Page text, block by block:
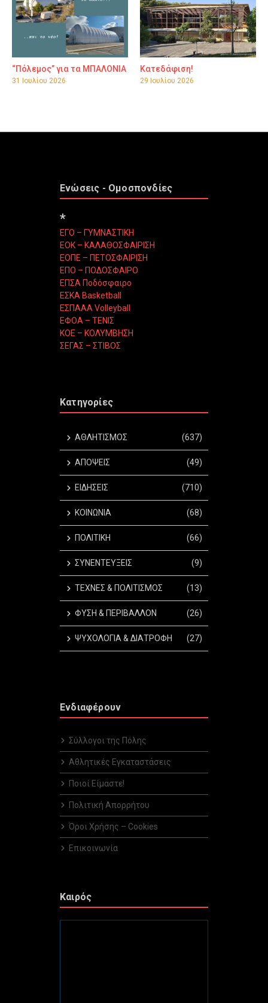
“Πόλεμος” για τα ΜΠΑΛΟΝΙΑ
31 Ιουλίου 2026
Κατεδάφιση!
29 Ιουλίου 2026
Ενώσεις - Ομοσπονδίες
*
ΕΓΟ – ΓΥΜΝΑΣΤΙΚΗ
ΕΟΚ – ΚΑΛΑΘΟΣΦΑΙΡΙΣΗ
ΕΟΠΕ – ΠΕΤΟΣΦΑΙΡΙΣΗ
ΕΠΟ – ΠΟΔΟΣΦΑΙΡΟ
ΕΠΣΑ Ποδόσφαιρο
ΕΣΚΑ Basketball
ΕΣΠΑΑΑ Volleyball
ΕΦΟΑ – ΤΕΝΙΣ
ΚΟΕ – ΚΟΛΥΜΒΗΣΗ
ΣΕΓΑΣ – ΣΤΙΒΟΣ
Κατηγορίες
ΑΘΛΗΤΙΣΜΟΣ (637)
ΑΠΟΨΕΙΣ (49)
ΕΙΔΗΣΕΙΣ (710)
ΚΟΙΝΩΝΙΑ (68)
ΠΟΛΙΤΙΚΗ (66)
ΣΥΝΕΝΤΕΥΞΕΙΣ (9)
ΤΕΧΝΕΣ & ΠΟΛΙΤΙΣΜΟΣ (13)
ΦΥΣΗ & ΠΕΡΙΒΑΛΛΟΝ (26)
ΨΥΧΟΛΟΓΙΑ & ΔΙΑΤΡΟΦΗ (27)
Ενδιαφέρουν
Σύλλογοι της Πόλης
Αθλητικές Εγκαταστάσεις
Ποιοί Είμαστε!
Πολιτική Απορρήτου
Όροι Χρήσης – Cookies
Επικοινωνία
Καιρός